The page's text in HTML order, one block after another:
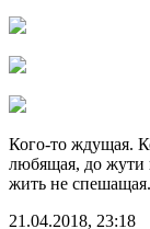
Кого-то ждущая.
любящая, до жути
жить не
21.04.2018, 23:18